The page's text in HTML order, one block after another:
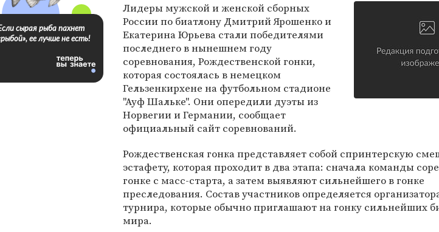
Лидеры мужской и женской сборных
России по биатлону Дмитрий Ярошенко и
Екатерина Юрьева стали победителями
последнего в нынешнем году
соревнования, Рождественской гонки,
которая состоялась в немецком
Гельзенкирхене на футбольном стадионе
"Ауф Шальке". Они опередили дуэты из
Норвегии и Германии, сообщает
официальный сайт соревнований.
Рождественская гонка представляет собой спринтерскую
эстафету, которая проходит в два этапа: сначала команды
гонке с масс-старта, а затем выявляют сильнейшего в гонке
преследования. Состав участников определяется
турнира, которые обычно приглашают на гонку сильнейших
мира.
сырая рыба пахнет
ее лучше не есть!